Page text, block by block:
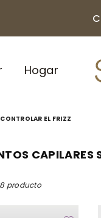
Hogar
NIHLO
EL FRIZZ
CAPILARES
producto